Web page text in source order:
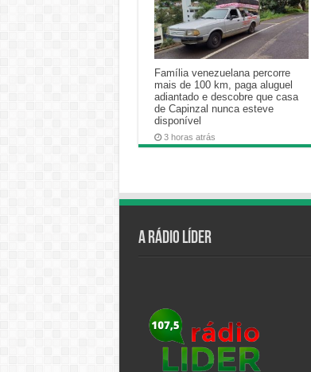
Família venezuelana percorre
mais de 100 km, paga aluguel
adiantado e descobre que casa
de Capinzal nunca esteve
disponível
3 horas atrás
A Rádio Líder